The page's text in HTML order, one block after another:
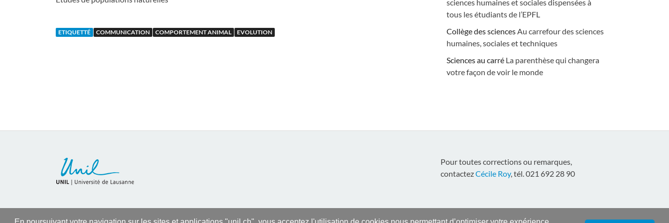
ETIQUETTÉ COMMUNICATION COMPORTEMENT ANIMAL EVOLUTION
sciences humaines et sociales dispensées à
tous les étudiants de l’EPFL
Collège des sciencesAu carrefour des sciences
humaines, sociales et techniques
Sciences au carré La parenthèse qui changera
votre façon de voir le monde
Pour toutes corrections ou remarques,
contactezCécile Roy, tél. 021 692 28 90